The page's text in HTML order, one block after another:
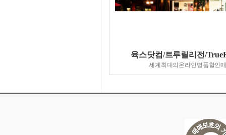
육스닷컴/트루릴리전/
세계최대의온라인명품할인